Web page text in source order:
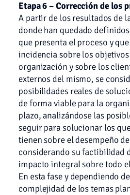
Etapa 6 – Corrección de los
A partir de los resultados de
donde han quedado
que presenta el proceso y
incidencia sobre los
organización y sobre los
externos del mismo, se
posibilidades reales de
de forma viable para la
plazo, analizándose las
seguir para solucionar los
tienen sobre el desempeño
considerando su factibilidad
impacto integral sobre todo
En esta fase y dependiendo
complejidad de los temas